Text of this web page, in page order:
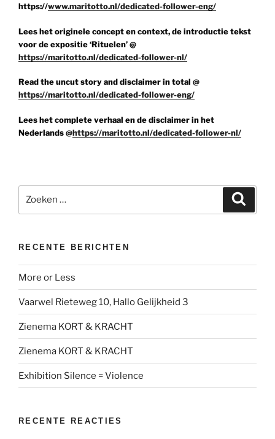
https://www.maritotto.nl/dedicated-follower-eng/
Lees het originele concept en context, de introductie tekst
voor de expositie ‘Rituelen’ @
https://maritotto.nl/dedicated-follower-nl/
Read the uncut story and disclaimer in total @
https://maritotto.nl/dedicated-follower-eng/
Lees het complete verhaal en de disclaimer in het
Nederlands @https://maritotto.nl/dedicated-follower-nl/
naar:
RECENTE BERICHTEN
More or Less
Vaarwel Rieteweg 10, Hallo Gelijkheid 3
Zienema KORT & KRACHT
Zienema KORT & KRACHT
Exhibition Silence = Violence
RECENTE REACTIES